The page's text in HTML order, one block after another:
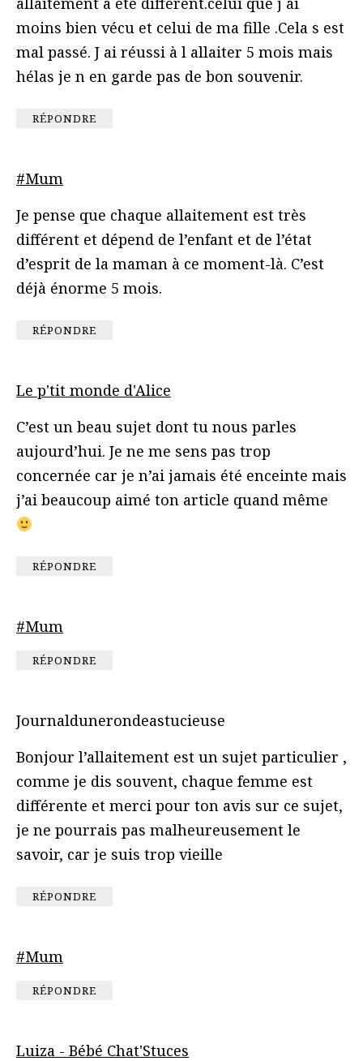
moins bien vécu et celui de ma fille .Cela s est
mal passé. J ai réussi à l allaiter 5 mois mais
hélas je n en garde pas de bon souvenir.
RÉPONDRE
#Mum
Je pense que chaque allaitement est très
différent et dépend de l’enfant et de l’état
d’esprit de la maman à ce moment-là. C’est
déjà énorme 5 mois.
RÉPONDRE
Le p'tit monde d'Alice
C’est un beau sujet dont tu nous parles
aujourd’hui. Je ne me sens pas trop
concernée car je n’ai jamais été enceinte mais
j’ai beaucoup aimé ton article quand même
RÉPONDRE
#Mum
RÉPONDRE
Journaldunerondeastucieuse
Bonjour l’allaitement est un sujet particulier ,
comme je dis souvent, chaque femme est
différente et merci pour ton avis sur ce sujet,
je ne pourrais pas malheureusement le
savoir, car je suis trop vieille
RÉPONDRE
#Mum
RÉPONDRE
Luiza - Bébé Chat'Stuces